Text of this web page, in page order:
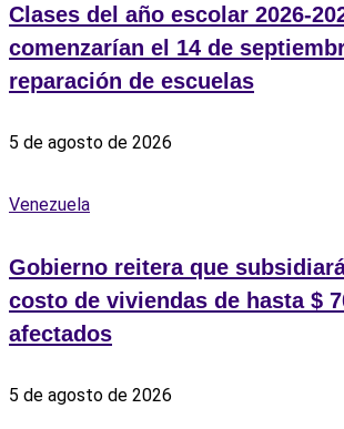
Clases del año escolar 2026-
comenzarían el 14 de
reparación de escuelas
5 de agosto de 2026
Venezuela
Gobierno reitera que
costo de viviendas de hasta $
afectados
5 de agosto de 2026